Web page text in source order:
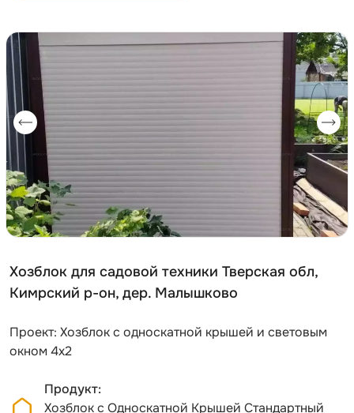
Хозблок для садовой техники Тверская обл,
Кимрский р-он, дер. Малышково
Проект: Хозблок с односкатной крышей и световым
окном 4х2
Продукт
Хозблок с Односкатной Крышей Стандартный